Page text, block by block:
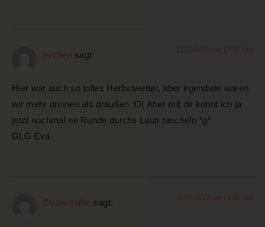
evchen sagt: 22/10/2012 um 17:33 Uhr
Hier war auch so tolles Herbstwetter, aber irgendwie waren
wir mehr drinnen als draußen :O( Aber mit dir konnt ich ja
jetzt nochmal ne Runde durchs Laub rascheln *g*
GLG Eva
Zauberhafte sagt: 22/10/2012 um 19:05 Uhr